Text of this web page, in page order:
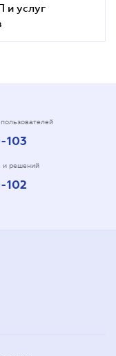
услуг
103
и решений
102